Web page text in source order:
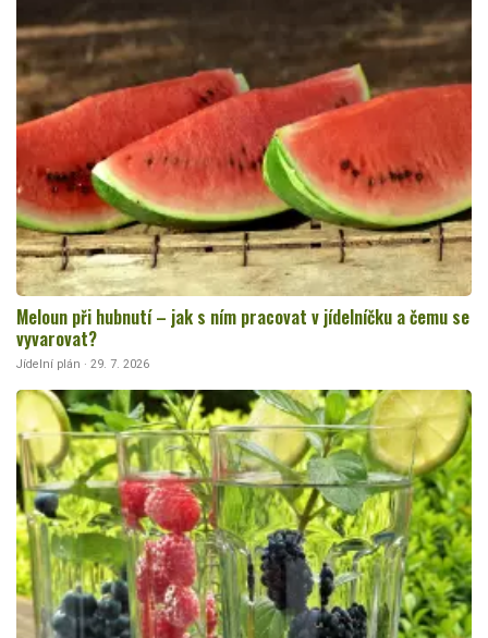
Meloun při hubnutí – jak s ním pracovat v jídelníčku a čemu se
vyvarovat?
Jídelní plán · 29. 7. 2026